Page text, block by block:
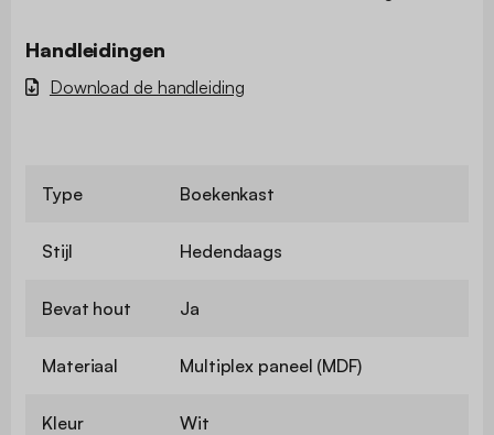
Handleidingen
Download de handleiding
Type Boekenkast
Stijl Hedendaags
Bevat hout Ja
Materiaal Multiplex paneel (MDF)
Kleur Wit